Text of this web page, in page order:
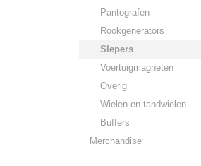
Pantografen
Rookgenerators
Slepers
Voertuigmagneten
Overig
Wielen en tandwielen
Buffers
Merchandise